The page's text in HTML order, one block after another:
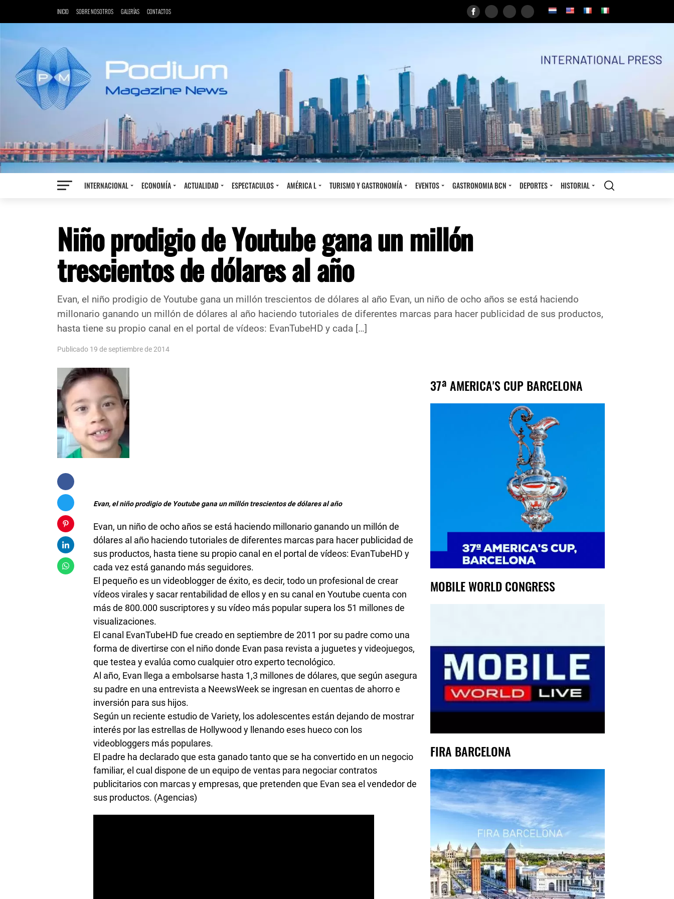
INICIO SOBRE NOSOTROS GALERÍAS CONTACTOS
INTERNACIONAL ECONOMÍA ACTUALIDAD ESPECTACULOS AMÉRICA L TURISMO Y GASTRONOMÍA EVENTOS GASTRONOMIA BCN DEPORTES HISTORIAL
Niño prodigio de Youtube gana un millón
trescientos de dólares al año
Evan, el niño prodigio de Youtube gana un millón trescientos de dólares al año Evan, un niño de ocho años se está haciendo
millonario ganando un millón de dólares al año haciendo tutoriales de diferentes marcas para hacer publicidad de sus productos,
hasta tiene su propio canal en el portal de vídeos: EvanTubeHD y cada […]
Publicado 19 de septiembre de 2014
Evan, el niño prodigio de Youtube gana un millón trescientos de dólares al año
Evan, un niño de ocho años se está haciendo millonario ganando un millón de
dólares al año haciendo tutoriales de diferentes marcas para hacer publicidad de
sus productos, hasta tiene su propio canal en el portal de vídeos: EvanTubeHD y
cada vez está ganando más seguidores.
El pequeño es un videoblogger de éxito, es decir, todo un profesional de crear
vídeos virales y sacar rentabilidad de ellos y en su canal en Youtube cuenta con
más de 800.000 suscriptores y su vídeo más popular supera los 51 millones de
visualizaciones.
El canal EvanTubeHD fue creado en septiembre de 2011 por su padre como una
forma de divertirse con el niño donde Evan pasa revista a juguetes y videojuegos,
que testea y evalúa como cualquier otro experto tecnológico.
Al año, Evan llega a embolsarse hasta 1,3 millones de dólares, que según asegura
su padre en una entrevista a NeewsWeek se ingresan en cuentas de ahorro e
inversión para sus hijos.
Según un reciente estudio de Variety, los adolescentes están dejando de mostrar
interés por las estrellas de Hollywood y llenando eses hueco con los
videobloggers más populares.
El padre ha declarado que esta ganado tanto que se ha convertido en un negocio
familiar, el cual dispone de un equipo de ventas para negociar contratos
publicitarios con marcas y empresas, que pretenden que Evan sea el vendedor de
sus productos. (Agencias)
37ª AMERICA'S CUP BARCELONA
MOBILE WORLD CONGRESS
FIRA BARCELONA